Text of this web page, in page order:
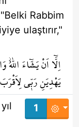
Rabbim
ulaştırır,"
اِلَّٓا اَنْ يَشَٓاءَ
يَهْدِيَنِ رَبّ۪ي
1